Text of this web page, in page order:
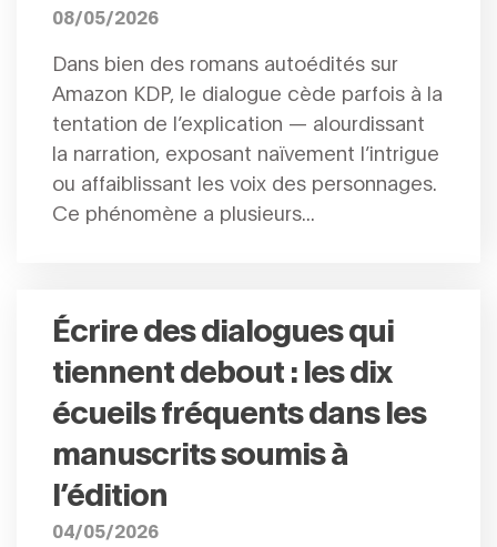
08/05/2026
Dans bien des romans autoédités sur
Amazon KDP, le dialogue cède parfois à la
tentation de l’explication — alourdissant
la narration, exposant naïvement l’intrigue
ou affaiblissant les voix des personnages.
Ce phénomène a plusieurs...
Écrire des dialogues qui
tiennent debout : les dix
écueils fréquents dans les
manuscrits soumis à
l’édition
04/05/2026